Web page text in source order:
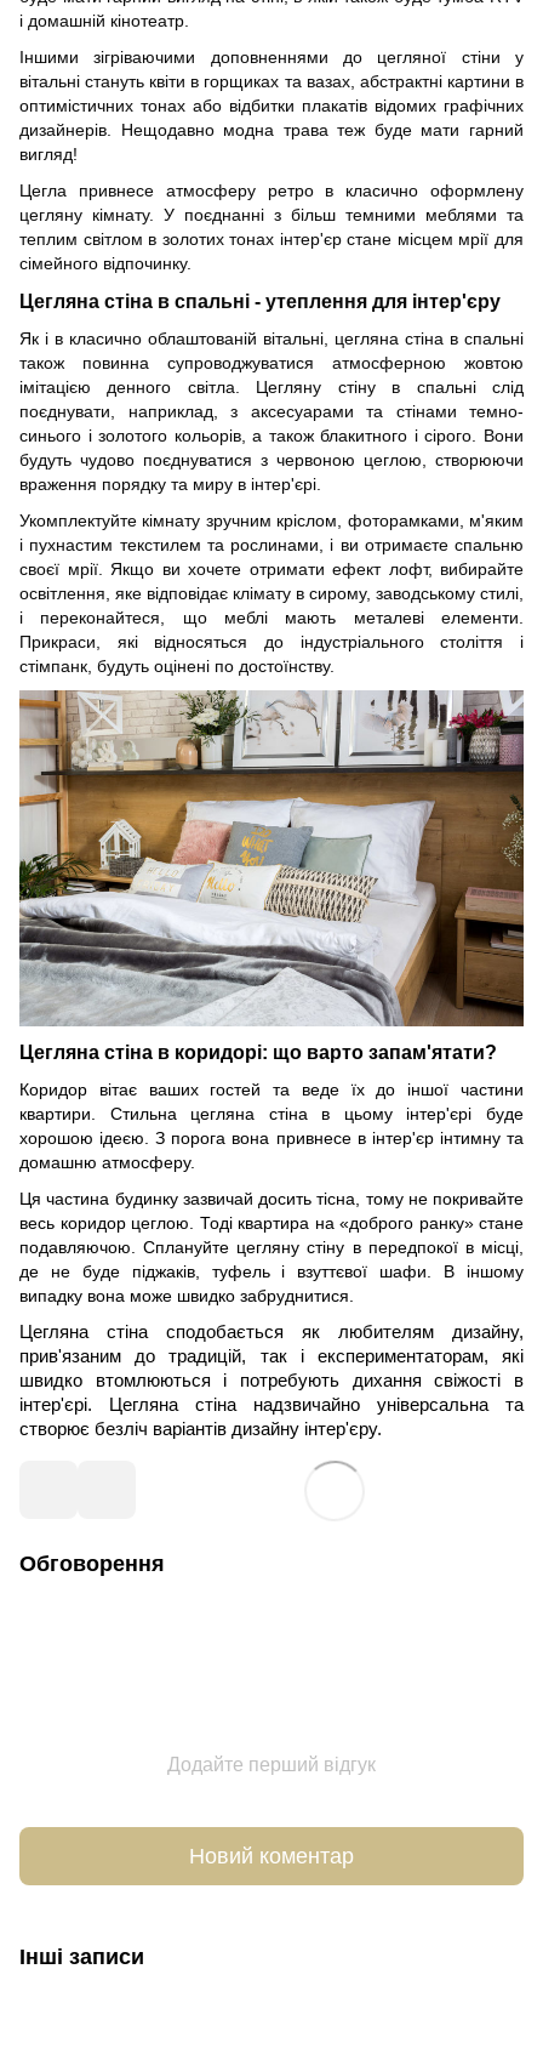
і домашній кінотеатр.
Іншими зігріваючими доповненнями до цегляної стіни у
вітальні стануть квіти в горщиках та вазах, абстрактні картини в
оптимістичних тонах або відбитки плакатів відомих графічних
дизайнерів. Нещодавно модна трава теж буде мати гарний
вигляд!
Цегла привнесе атмосферу ретро в класично оформлену
цегляну кімнату. У поєднанні з більш темними меблями та
теплим світлом в золотих тонах інтер'єр стане місцем мрії для
сімейного відпочинку.
Цегляна стіна в спальні - утеплення для інтер'єру
Як і в класично облаштованій вітальні, цегляна стіна в спальні
також повинна супроводжуватися атмосферною жовтою
імітацією денного світла. Цегляну стіну в спальні слід
поєднувати, наприклад, з аксесуарами та стінами темно-
синього і золотого кольорів, а також блакитного і сірого. Вони
будуть чудово поєднуватися з червоною цеглою, створюючи
враження порядку та миру в інтер'єрі.
Укомплектуйте кімнату зручним кріслом, фоторамками, м'яким
і пухнастим текстилем та рослинами, і ви отримаєте спальню
своєї мрії. Якщо ви хочете отримати ефект лофт, вибирайте
освітлення, яке відповідає клімату в сирому, заводському стилі,
і переконайтеся, що меблі мають металеві елементи.
Прикраси, які відносяться до індустріального століття і
стімпанк, будуть оцінені по достоїнству.
Цегляна стіна в коридорі: що варто запам'ятати?
Коридор вітає ваших гостей та веде їх до іншої частини
квартири. Стильна цегляна стіна в цьому інтер'єрі буде
хорошою ідеєю. З порога вона привнесе в інтер'єр інтимну та
домашню атмосферу.
Ця частина будинку зазвичай досить тісна, тому не покривайте
весь коридор цеглою. Тоді квартира на «доброго ранку» стане
подавляючою. Сплануйте цегляну стіну в передпокої в місці,
де не буде піджаків, туфель і взуттєвої шафи. В іншому
випадку вона може швидко забруднитися.
Цегляна стіна сподобається як любителям дизайну,
прив'язаним до традицій, так і експериментаторам, які
швидко втомлюються і потребують дихання свіжості в
інтер'єрі. Цегляна стіна надзвичайно універсальна та
створює безліч варіантів дизайну інтер'єру.
Обговорення
Додайте перший відгук
Новий коментар
Інші записи